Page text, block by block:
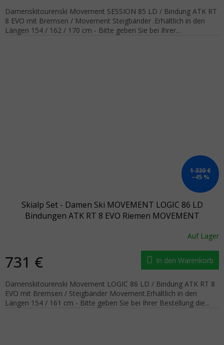
Damenskitourenski Movement SESSION 85 LD / Bindung ATK RT
8 EVO mit Bremsen / Movement Steigbänder .Erhältlich in den
Längen 154 / 162 / 170 cm - Bitte geben Sie bei Ihrer...
1 330 €
–45 %
Skialp Set - Damen Ski MOVEMENT LOGIC 86 LD
Bindungen ATK RT 8 EVO Riemen MOVEMENT
Auf Lager
731 € In den Warenkorb
Damenskitourenski Movement LOGIC 86 LD / Bindung ATK RT 8
EVO mit Bremsen / Steigbänder Movement.Erhältlich in den
Längen 154 / 161 cm - Bitte geben Sie bei Ihrer Bestellung die...